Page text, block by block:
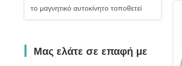
το μαγνητικό αυτοκίνητο τοποθετεί
Μας ελάτε σε επαφή με